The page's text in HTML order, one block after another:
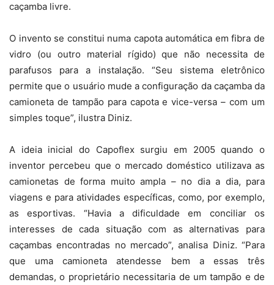
caçamba livre.
O invento se constitui numa capota automática em fibra de
vidro (ou outro material rígido) que não necessita de
parafusos para a instalação. “Seu sistema eletrônico
permite que o usuário mude a configuração da caçamba da
camioneta de tampão para capota e vice-versa – com um
simples toque”, ilustra Diniz.
A ideia inicial do Capoflex surgiu em 2005 quando o
inventor percebeu que o mercado doméstico utilizava as
camionetas de forma muito ampla – no dia a dia, para
viagens e para atividades específicas, como, por exemplo,
as esportivas. “Havia a dificuldade em conciliar os
interesses de cada situação com as alternativas para
caçambas encontradas no mercado”, analisa Diniz. “Para
que uma camioneta atendesse bem a essas três
demandas, o proprietário necessitaria de um tampão e de